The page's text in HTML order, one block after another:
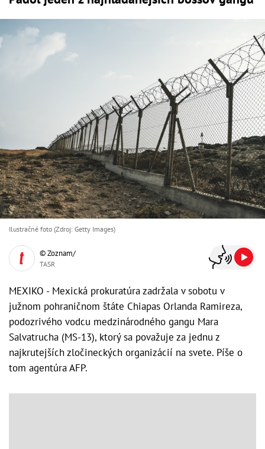
Ilustračné foto (Zdroj: Getty Images)
© Zoznam/
TASR
MEXIKO - Mexická prokuratúra zadržala v sobotu v
južnom pohraničnom štáte Chiapas Orlanda Ramireza,
podozrivého vodcu medzinárodného gangu Mara
Salvatrucha (MS-13), ktorý sa považuje za jednu z
najkrutejších zločineckých organizácií na svete. Píše o
tom agentúra AFP.